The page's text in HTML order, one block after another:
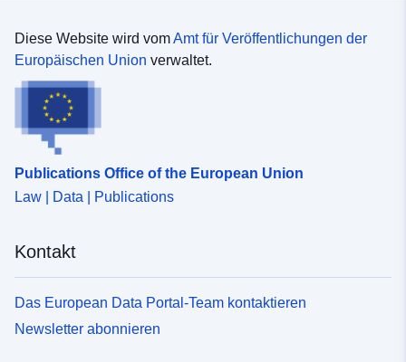
Diese Website wird vomAmt für Veröffentlichungen der
Europäischen Union verwaltet.
Publications Office of the European Union
Law | Data | Publications
Kontakt
Das European Data Portal-Team kontaktieren
Newsletter abonnieren